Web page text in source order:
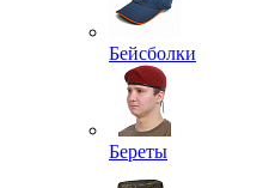
Бейсболки
Береты